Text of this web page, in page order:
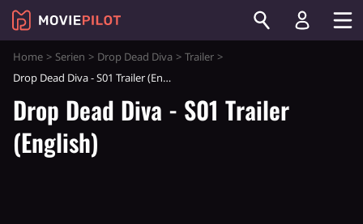
Home Serien Drop Dead Diva
Trailer
Drop Dead Diva - S01 Trailer (English)
Drop Dead Diva - S01 Trailer
(English)